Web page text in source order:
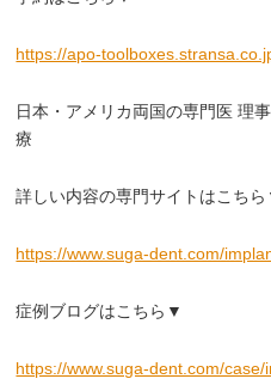
https://apo-
日本・アメリカ両国の専門医 理
療
詳しい内容の専門サイトはこち
https://www.suga-dent.com/
症例ブログはこちら▼
https://www.suga-dent.com/case/